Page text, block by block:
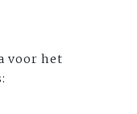
voor het